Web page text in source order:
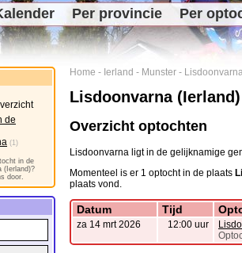
Per provincie Per
Home - Ierland - Munster -
Lisdoonvarna (Ierland)
Overzicht optochten
Lisdoonvarna ligt in de gelijknamige
Momenteel is er 1 optocht in de plaats
plaats vond.
Datum Tijd
za 14 mrt 2026 12:00 uur
de
(1)
in de
(Ierland)?
door.